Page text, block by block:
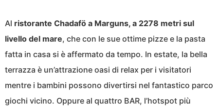
Al ristorante Chadafö a Marguns, a 2278 metri sul
livello del mare, che con le sue ottime pizze e la pasta
fatta in casa si è affermato da tempo. In estate, la bella
terrazza è un’attrazione oasi di relax per i visitatori
mentre i bambini possono divertirsi nel fantastico parco
giochi vicino. Oppure al quattro BAR, l’hotspot più